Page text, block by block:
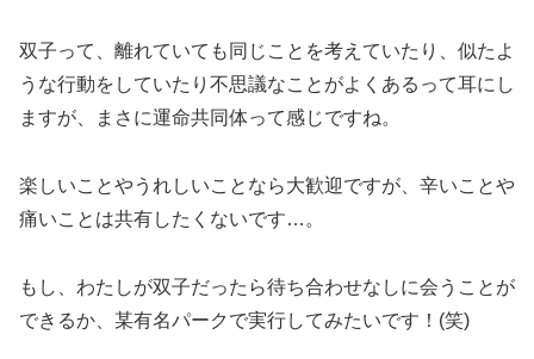
双子って、離れていても同じことを考えていたり、似たよ
うな行動をしていたり不思議なことがよくあるって耳にし
ますが、まさに運命共同体って感じですね。
楽しいことやうれしいことなら大歓迎ですが、辛いことや
痛いことは共有したくないです…。
もし、わたしが双子だったら待ち合わせなしに会うことが
できるか、某有名パークで実行してみたいです！(笑)